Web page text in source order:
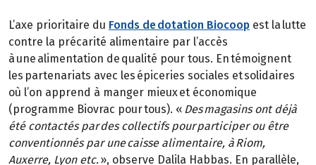
L’axe prioritaire du Fonds de dotation Biocoop est la lutte
contre la précarité alimentaire par l’accès
à une alimentation de qualité pour tous. En témoignent
les partenariats avec les épiceries sociales et solidaires
où l’on apprend à manger mieux et économique
(programme Biovrac pour tous). « Des magasins ont déjà
été contactés par des collectifs pour participer ou être
conventionnés par une caisse alimentaire, à Riom,
Auxerre, Lyon etc.», observe Dalila Habbas. En parallèle,